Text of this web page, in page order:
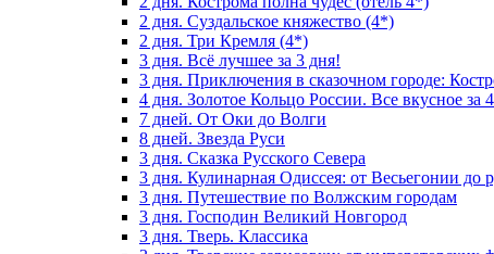
2 дня. Суздальское княжество (4*)
2 дня. Три Кремля (4*)
3 дня. Всё лучшее за 3 дня!
3 дня. Приключения в сказочном городе:
4 дня. Золотое Кольцо России. Все вкусное за
7 дней. От Оки до Волги
8 дней. Звезда Руси
3 дня. Сказка Русского Севера
3 дня. Кулинарная Одиссея: от Весьегонии до
3 дня. Путешествие по Волжским городам
3 дня. Господин Великий Новгород
3 дня. Тверь. Классика